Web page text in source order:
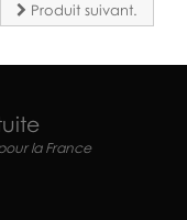
Produit suivant.
la France